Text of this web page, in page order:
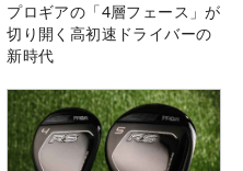
プロギアの「4層フェース」が
切り開く高初速ドライバーの
新時代